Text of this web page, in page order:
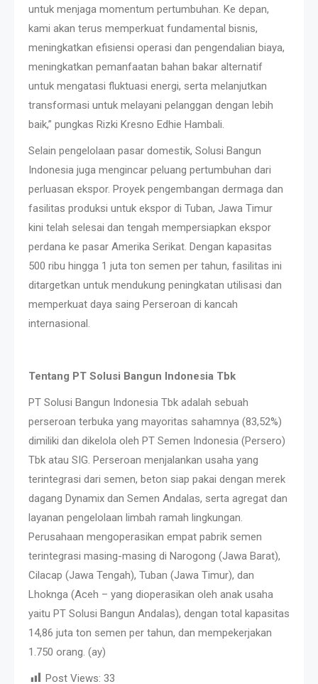
untuk menjaga momentum pertumbuhan. Ke depan,
kami akan terus memperkuat fundamental bisnis,
meningkatkan efisiensi operasi dan pengendalian biaya,
meningkatkan pemanfaatan bahan bakar alternatif
untuk mengatasi fluktuasi energi, serta melanjutkan
transformasi untuk melayani pelanggan dengan lebih
baik,” pungkas Rizki Kresno Edhie Hambali.
Selain pengelolaan pasar domestik, Solusi Bangun
Indonesia juga mengincar peluang pertumbuhan dari
perluasan ekspor. Proyek pengembangan dermaga dan
fasilitas produksi untuk ekspor di Tuban, Jawa Timur
kini telah selesai dan tengah mempersiapkan ekspor
perdana ke pasar Amerika Serikat. Dengan kapasitas
500 ribu hingga 1 juta ton semen per tahun, fasilitas ini
ditargetkan untuk mendukung peningkatan utilisasi dan
memperkuat daya saing Perseroan di kancah
internasional.
Tentang PT Solusi Bangun Indonesia Tbk
PT Solusi Bangun Indonesia Tbk adalah sebuah
perseroan terbuka yang mayoritas sahamnya (83,52%)
dimiliki dan dikelola oleh PT Semen Indonesia (Persero)
Tbk atau SIG. Perseroan menjalankan usaha yang
terintegrasi dari semen, beton siap pakai dengan merek
dagang Dynamix dan Semen Andalas, serta agregat dan
layanan pengelolaan limbah ramah lingkungan.
Perusahaan mengoperasikan empat pabrik semen
terintegrasi masing-masing di Narogong (Jawa Barat),
Cilacap (Jawa Tengah), Tuban (Jawa Timur), dan
Lhoknga (Aceh – yang dioperasikan oleh anak usaha
yaitu PT Solusi Bangun Andalas), dengan total kapasitas
14,86 juta ton semen per tahun, dan mempekerjakan
1.750 orang. (ay)
Post Views: 33